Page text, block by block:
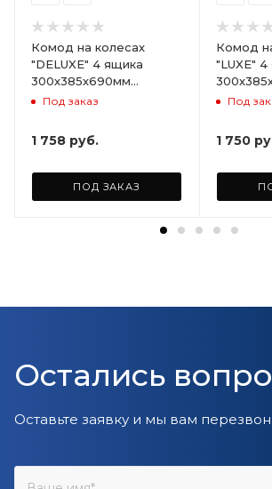
Комод на колесах
"DELUXE" 4 ящика
300х385х690мм
(Светло-бежевый)
Под заказ
1 758 руб.
ПОД ЗАКАЗ
Комод
"LUXE"
Под
1 750
Остались
Оставьте заявку и мы вам